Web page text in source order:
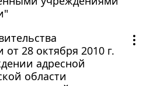
28 октября 2010 г.
адресной
области